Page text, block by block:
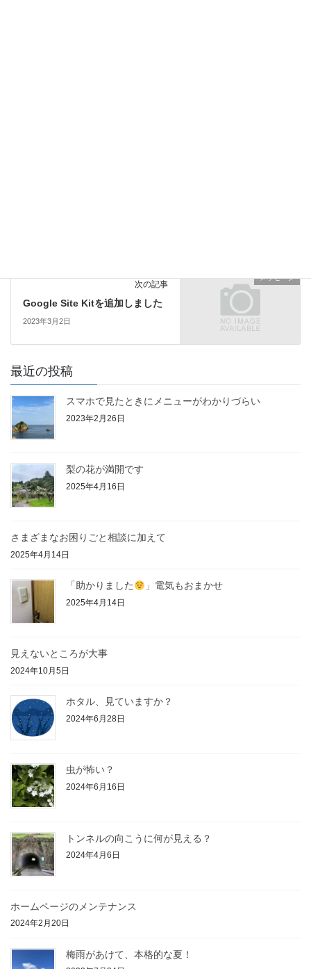
メッセージ
次の記事
Google Site Kitを追加しました
2023年3月2日
最近の投稿
スマホで見たときにメニューがわかりづらい
2023年2月26日
梨の花が満開です
2025年4月16日
さまざまなお困りごと相談に加えて
2025年4月14日
「助かりました 」電気もおまかせ
2025年4月14日
見えないところが大事
2024年10月5日
ホタル、見ていますか？
2024年6月28日
虫が怖い？
2024年6月16日
トンネルの向こうに何が見える？
2024年4月6日
ホームページのメンテナンス
2024年2月20日
梅雨があけて、本格的な夏！